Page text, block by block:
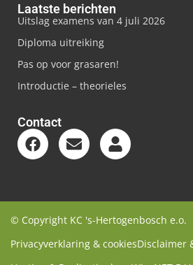
Laatste berichten
Uitslag examens van 4 juli 2026
Diploma uitreiking
Pas op voor grasaren!
Introductie – theorieles
Contact
© Copyright KC 's-Hertogenbosch e.o.
Privacyverklaring & cookiesDisclaimer